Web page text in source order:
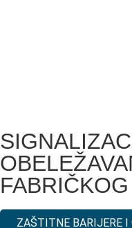
ZAŠTITNE BARIJERE I